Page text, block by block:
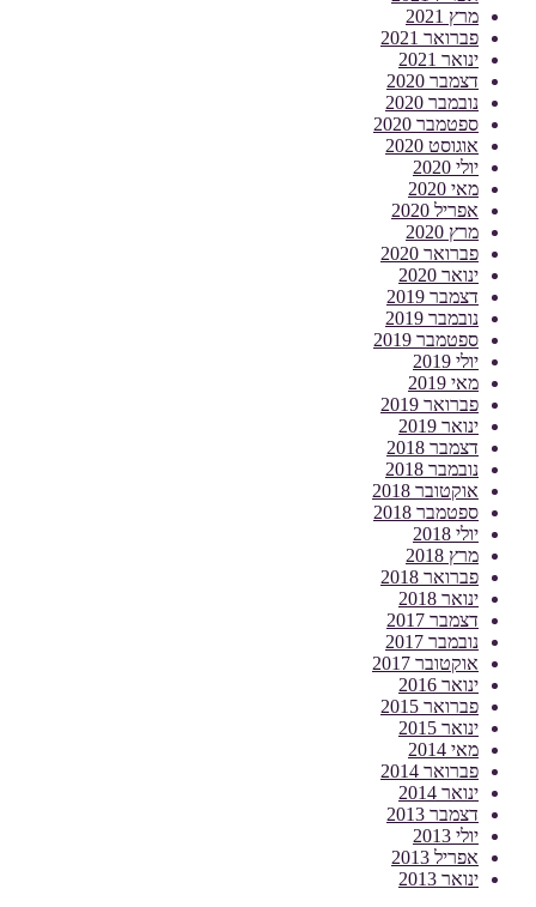
מרץ 2021
פברואר 2021
ינואר 2021
דצמבר 2020
נובמבר 2020
ספטמבר 2020
אוגוסט 2020
יולי 2020
מאי 2020
אפריל 2020
מרץ 2020
פברואר 2020
ינואר 2020
דצמבר 2019
נובמבר 2019
ספטמבר 2019
יולי 2019
מאי 2019
פברואר 2019
ינואר 2019
דצמבר 2018
נובמבר 2018
אוקטובר 2018
ספטמבר 2018
יולי 2018
מרץ 2018
פברואר 2018
ינואר 2018
דצמבר 2017
נובמבר 2017
אוקטובר 2017
ינואר 2016
פברואר 2015
ינואר 2015
מאי 2014
פברואר 2014
ינואר 2014
דצמבר 2013
יולי 2013
אפריל 2013
ינואר 2013